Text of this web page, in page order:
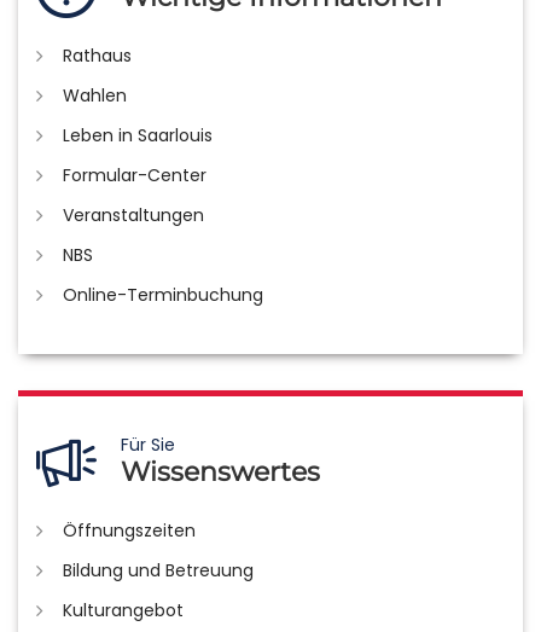
Rathaus
Wahlen
Leben in Saarlouis
Formular-Center
Veranstaltungen
NBS
Online-Terminbuchung
Für Sie
Wissenswertes
Öffnungszeiten
Bildung und Betreuung
Kulturangebot